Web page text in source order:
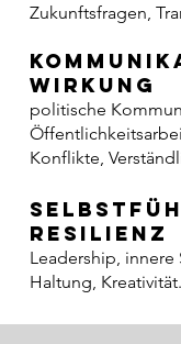
Zukunftsfragen,
Wirkung
politische
Konflikte,
Resilienz
Leadership, innere
Haltung, Kreativität.